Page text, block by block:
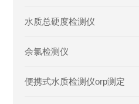
水质总硬度检测仪
余氯检测仪
便携式水质检测仪orp测定